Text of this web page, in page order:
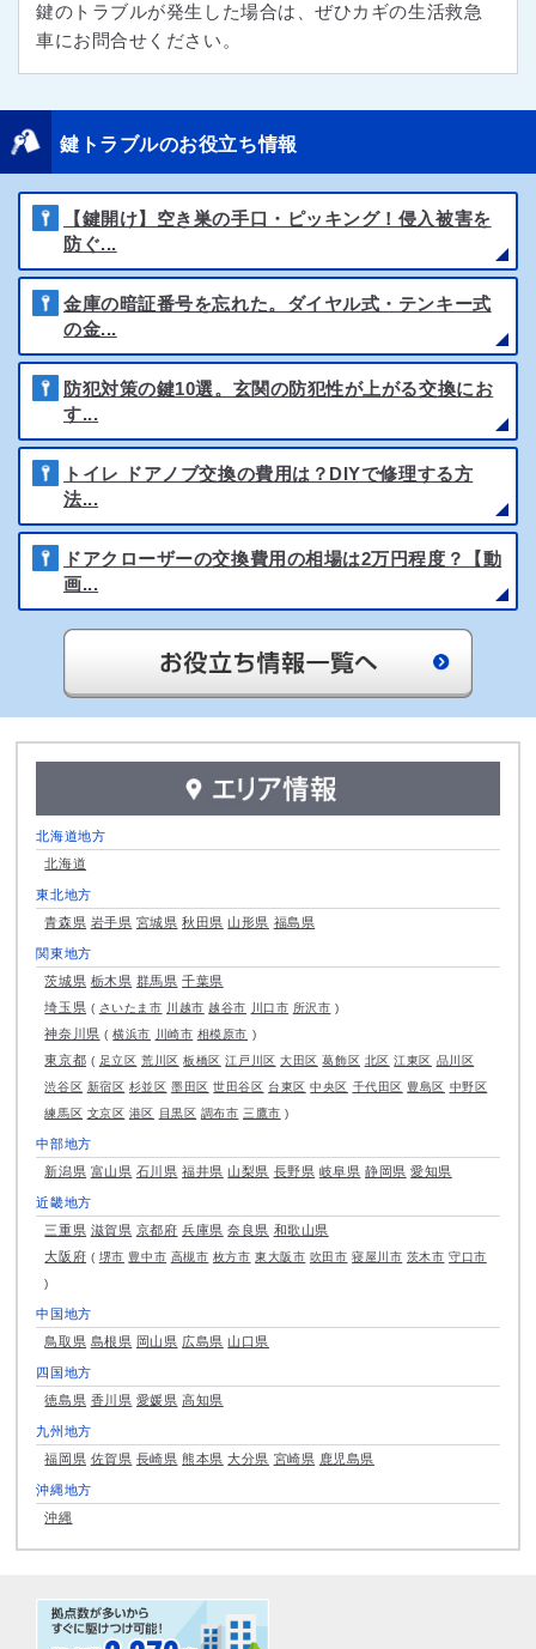
鍵のトラブルが発生した場合は、ぜひカギの生活救急
車にお問合せください。
鍵トラブルのお役立ち情報
【鍵開け】空き巣の手口・ピッキング！侵入被害を
防ぐ...
金庫の暗証番号を忘れた。ダイヤル式・テンキー式
の金...
防犯対策の鍵10選。玄関の防犯性が上がる交換にお
す...
トイレ ドアノブ交換の費用は？DIYで修理する方
法...
ドアクローザーの交換費用の相場は2万円程度？【動
画...
北海道地方
北海道
東北地方
青森県 岩手県 宮城県 秋田県 山形県 福島県
関東地方
茨城県 栃木県 群馬県 千葉県
埼玉県
さいたま市 川越市 越谷市 川口市 所沢市
神奈川県 横浜市 川崎市 相模原市
東京都 足立区 荒川区 板橋区 江戸川区 大田区 葛飾区 北区 江東区 品川区
渋谷区 新宿区 杉並区 墨田区 世田谷区 台東区 中央区 千代田区 豊島区 中野区
練馬区 文京区 港区 目黒区 調布市 三鷹市
中部地方
新潟県 富山県 石川県 福井県 山梨県 長野県 岐阜県 静岡県 愛知県
近畿地方
三重県 滋賀県 京都府 兵庫県 奈良県 和歌山県
大阪府
堺市 豊中市 高槻市 枚方市 東大阪市 吹田市 寝屋川市 茨木市 守口市
中国地方
鳥取県 島根県 岡山県 広島県 山口県
四国地方
徳島県 香川県 愛媛県 高知県
九州地方
福岡県 佐賀県 長崎県 熊本県 大分県 宮崎県 鹿児島県
沖縄地方
沖縄